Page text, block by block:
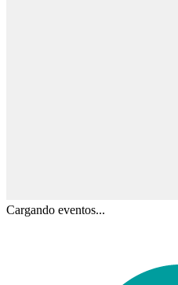
Cargando eventos...